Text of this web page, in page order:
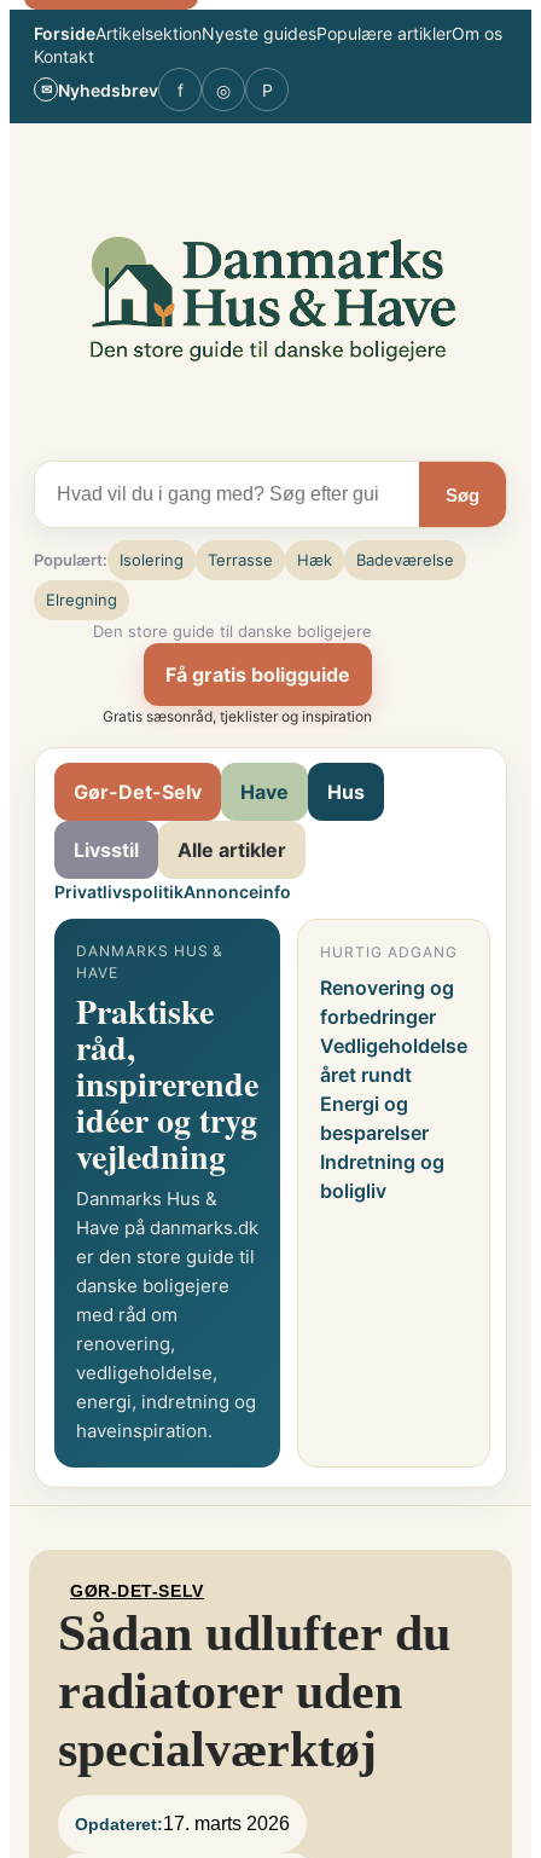
Spring
indhold
ForsideArtikelsektionNyeste guidesPopulære artiklerOm os
Kontakt
✉ Nyhedsbrev f ◎ P
Søg
Populært: Isolering Terrasse Hæk Badeværelse
Elregning
Den store guide til danske boligejere
Få gratis boligguide
Gratis sæsonråd, tjeklister og inspiration
Gør-Det-Selv Have Hus
Livsstil Alle artikler
PrivatlivspolitikAnnonceinfo
DANMARKS HUS &
HAVE
Praktiske
råd,
inspirerende
idéer og tryg
vejledning
Danmarks Hus &
Have på danmarks.dk
er den store guide til
danske boligejere
med råd om
renovering,
vedligeholdelse,
energi, indretning og
haveinspiration.
HURTIG ADGANG
Renovering og
forbedringer
Vedligeholdelse
året rundt
Energi og
besparelser
Indretning og
boligliv
GØR-DET-SELV
Sådan udlufter du
radiatorer uden
specialværktøj
Opdateret:17. marts 2026